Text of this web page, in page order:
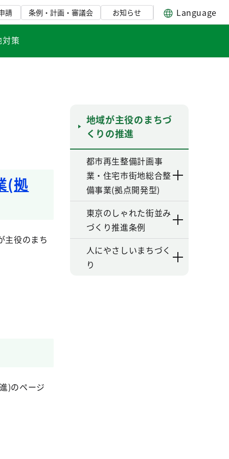
請 条例・計画・審議会 お知らせ Language
策
(拠
主役のまち
)のページ
地域が主役のまちづ
くりの推進
都市再生整備計画事
業・住宅市街地総合整
備事業(拠点開発型)
東京のしゃれた街並み
づくり推進条例
人にやさしいまちづく
り